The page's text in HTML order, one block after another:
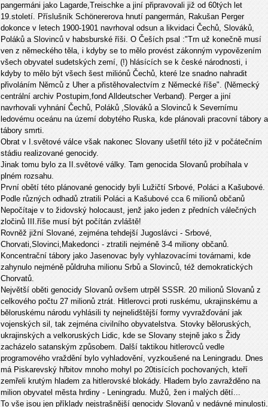
pangermáni jako Lagarde,Treischke a jiní připravovali již od 60tých let
19.století. Příslušník Schönererova hnutí pangermán, Rakušan Perger
dokonce v letech 1900-1901 navrhoval odsun a likvidaci Čechů, Slováků,
Poláků a Slovinců v habsburské říši. O Češích psal :"Trn už konečně musí
ven z německého těla, i kdyby se to mělo provést zákonným vypovězením
všech obyvatel sudetských zemí, (!) hlásících se k české národnosti, i
kdyby to mělo být všech šest miliónů Čechů, které lze snadno nahradit
přivoláním Němců z Uher a přistěhovalectvím z Německé říše". (Německý
centrální archiv Postupim,fond Alldeutscher Verband). Perger a jiní
navrhovali vyhnání Čechů, Poláků ,Slováků a Slovinců k Severnímu
ledovému oceánu na území dobytého Ruska, kde plánovali pracovní tábory a
tábory smrti.
Obrat v I.světové válce však nakonec Slovany ušetřil této již v počátečním
stádiu realizované genocidy.
Jinak tomu bylo za II.světové války. Tam genocida Slovanů probíhala v
plném rozsahu.
První obětí této plánované genocidy byli Lužičtí Srbové, Poláci a Kašubové.
Podle různých odhadů ztratili Poláci a Kašubové cca 6 milionů občanů
Nepočítaje v to židovský holocaust, jenž jako jeden z předních válečných
zločinů III.říše musí být počítán zvláště!
Rovněž jižní Slované, zejména tehdejší Jugoslávci - Srbové,
Chorvati,Slovinci,Makedonci - ztratili nejméně 3-4 miliony občanů.
Koncentrační tábory jako Jasenovac byly vyhlazovacími továrnami, kde
zahynulo nejméně půldruha milionu Srbů a Slovinců, též demokratických
Chorvatů.
Největší oběti genocidy Slovanů ovšem utrpěl SSSR. 20 milionů Slovanů z
celkového počtu 27 milionů ztrát. Hitlerovci proti ruskému, ukrajinskému a
běloruskému národu vyhlásili ty nejnelidštější formy vyvražďování jak
vojenských sil, tak zejména civilního obyvatelstva. Stovky běloruských,
ukrajinských a velkoruských Lidic, kde se Slovany stejně jako s Židy
zacházelo satanským způsobem. Další taktikou hitlerovců vedle
programového vraždění bylo vyhladovění, vyzkoušené na Leningradu. Dnes
má Piskarevský hřbitov mnoho mohyl po 20tisících pochovaných, kteří
zemřeli krutým hladem za hitlerovské blokády. Hladem bylo zavražděno na
milion obyvatel města hrdiny - Leningradu. Mužů, žen i malých dětí...
To vše jsou jen příklady nejstrašnější genocidy Slovanů v nedávné minulosti.